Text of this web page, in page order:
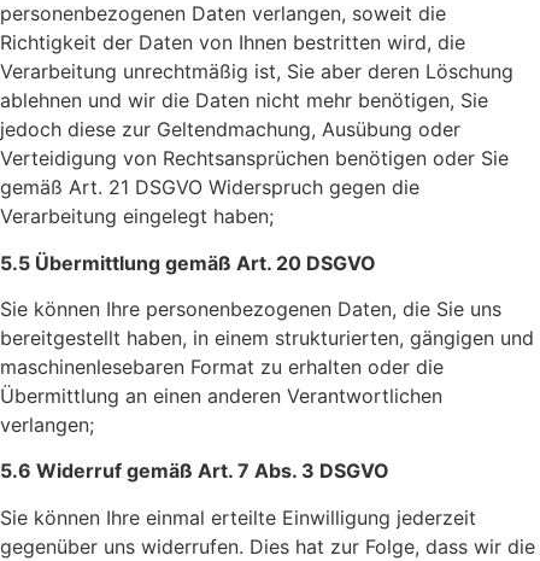
personenbezogenen Daten verlangen, soweit die
Richtigkeit der Daten von Ihnen bestritten wird, die
Verarbeitung unrechtmäßig ist, Sie aber deren Löschung
ablehnen und wir die Daten nicht mehr benötigen, Sie
jedoch diese zur Geltendmachung, Ausübung oder
Verteidigung von Rechtsansprüchen benötigen oder Sie
gemäß Art. 21 DSGVO Widerspruch gegen die
Verarbeitung eingelegt haben;
5.5 Übermittlung gemäß Art. 20 DSGVO
Sie können Ihre personenbezogenen Daten, die Sie uns
bereitgestellt haben, in einem strukturierten, gängigen und
maschinenlesebaren Format zu erhalten oder die
Übermittlung an einen anderen Verantwortlichen
verlangen;
5.6 Widerruf gemäß Art. 7 Abs. 3 DSGVO
Sie können Ihre einmal erteilte Einwilligung jederzeit
gegenüber uns widerrufen. Dies hat zur Folge, dass wir die